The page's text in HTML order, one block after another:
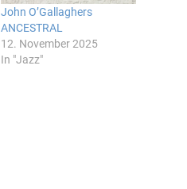
John O’Gallaghers
ANCESTRAL
12. November 2025
In "Jazz"